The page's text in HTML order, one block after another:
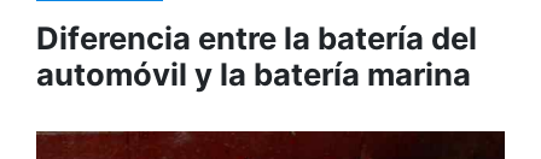
Diferencia entre la batería del
automóvil y la batería marina